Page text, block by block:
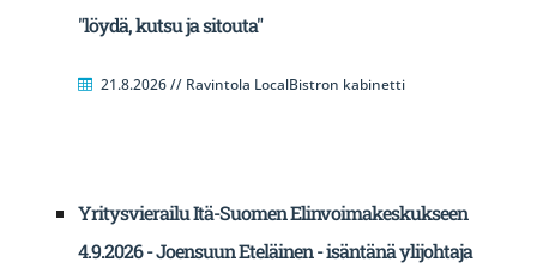
"löydä, kutsu ja sitouta"
21.8.2026 // Ravintola LocalBistron kabinetti
Yritysvierailu Itä-Suomen Elinvoimakeskukseen
4.9.2026 - Joensuun Eteläinen - isäntänä ylijohtaja